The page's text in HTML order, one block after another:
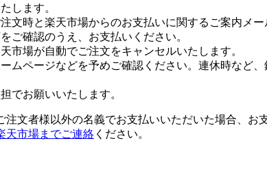
します。
文時と楽天市場からのお支払いに関するご案内メー
ご確認のうえ、お支払いください。
市場が自動でご注文をキャンセルいたします。
ムページなどを予めご確認ください。連休時など
でお願いいたします。
文者様以外の名義でお支払いいただいた場合、お
天市場までご連絡 ください。